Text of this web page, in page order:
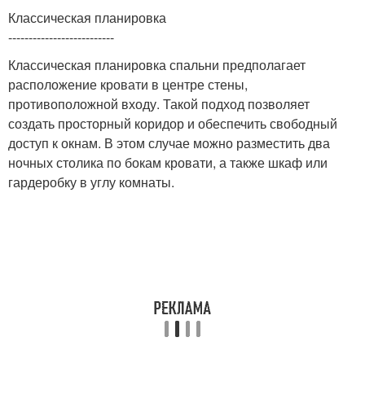
Классическая планировка
--------------------------
Классическая планировка спальни предполагает
расположение кровати в центре стены,
противоположной входу. Такой подход позволяет
создать просторный коридор и обеспечить свободный
доступ к окнам. В этом случае можно разместить два
ночных столика по бокам кровати, а также шкаф или
гардеробку в углу комнаты.